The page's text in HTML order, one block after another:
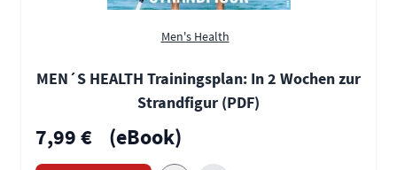
Men's Health
MEN´S HEALTH Trainingsplan: In 2 Wochen zur
Strandfigur (PDF)
7,99 € (eBook)